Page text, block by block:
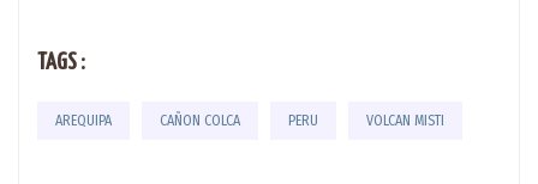
TAGS :
AREQUIPA CAÑON COLCA PERU VOLCAN MISTI